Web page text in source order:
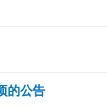
的公告